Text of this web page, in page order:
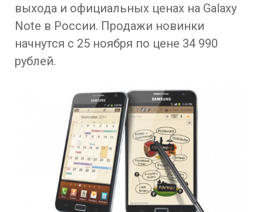
выхода и официальных ценах на Galaxy
Note в России. Продажи новинки
начнутся с 25 ноября по цене 34 990
рублей.